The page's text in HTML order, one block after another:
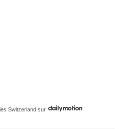
Switzerland sur